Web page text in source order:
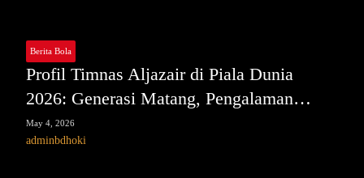
Berita Bola
Profil Timnas Aljazair di Piala Dunia
2026: Generasi Matang, Pengalaman
Solid, dan Ambisi Menjadi Kuda Hitam
Afrika
May 4, 2026
adminbdhoki